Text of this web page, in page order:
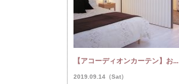
【アコーディオンカーテン】お...
2019.09.14（Sat）